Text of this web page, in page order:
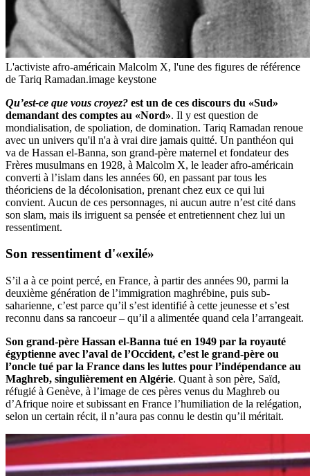
L'activiste afro-américain Malcolm X, l'une des figures de référence
de Tariq Ramadan.image keystone
Qu’est-ce que vous croyez? est un de ces discours du «Sud»
demandant des comptes au «Nord». Il y est question de
mondialisation, de spoliation, de domination. Tariq Ramadan renoue
avec un univers qu'il n'a à vrai dire jamais quitté. Un panthéon qui
va de Hassan el-Banna, son grand-père maternel et fondateur des
Frères musulmans en 1928, à Malcolm X, le leader afro-américain
converti à l’islam dans les années 60, en passant par tous les
théoriciens de la décolonisation, prenant chez eux ce qui lui
convient. Aucun de ces personnages, ni aucun autre n’est cité dans
son slam, mais ils irriguent sa pensée et entretiennent chez lui un
ressentiment.
Son ressentiment d'«exilé»
S’il a à ce point percé, en France, à partir des années 90, parmi la
deuxième génération de l’immigration maghrébine, puis sub-
saharienne, c’est parce qu’il s’est identifié à cette jeunesse et s’est
reconnu dans sa rancoeur – qu’il a alimentée quand cela l’arrangeait.
Son grand-père Hassan el-Banna tué en 1949 par la royauté
égyptienne avec l’aval de l’Occident, c’est le grand-père ou
l’oncle tué par la France dans les luttes pour l’indépendance au
Maghreb, singulièrement en Algérie. Quant à son père, Saïd,
réfugié à Genève, à l’image de ces pères venus du Maghreb ou
d’Afrique noire et subissant en France l’humiliation de la relégation,
selon un certain récit, il n’aura pas connu le destin qu’il méritait.